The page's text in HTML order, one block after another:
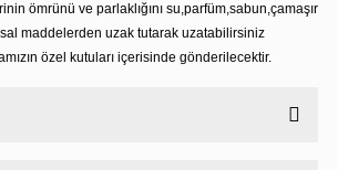
ömrünü ve parlaklığını su,parfüm,sabun,çamaşır
maddelerden uzak tutarak uzatabilirsiniz
özel kutuları içerisinde gönderilecektir.